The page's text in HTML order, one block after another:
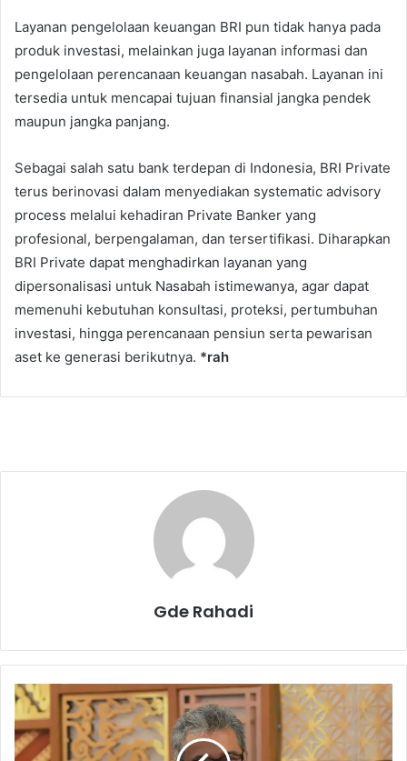
Layanan pengelolaan keuangan BRI pun tidak hanya pada
produk investasi, melainkan juga layanan informasi dan
pengelolaan perencanaan keuangan nasabah. Layanan ini
tersedia untuk mencapai tujuan finansial jangka pendek
maupun jangka panjang.
Sebagai salah satu bank terdepan di Indonesia, BRI Private
terus berinovasi dalam menyediakan systematic advisory
process melalui kehadiran Private Banker yang
profesional, berpengalaman, dan tersertifikasi. Diharapkan
BRI Private dapat menghadirkan layanan yang
dipersonalisasi untuk Nasabah istimewanya, agar dapat
memenuhi kebutuhan konsultasi, proteksi, pertumbuhan
investasi, hingga perencanaan pensiun serta pewarisan
aset ke generasi berikutnya. *rah
Gde Rahadi
D
T
e